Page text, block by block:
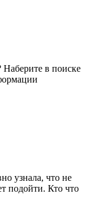
Наберите в поиске
узнала, что не
подойти. Кто что